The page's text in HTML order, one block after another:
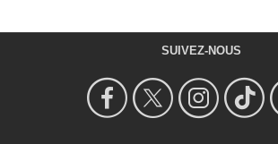
SUIVEZ-NOUS